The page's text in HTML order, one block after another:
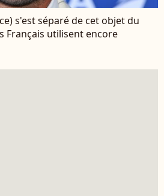
s'est séparé de cet objet du
Français utilisent encore